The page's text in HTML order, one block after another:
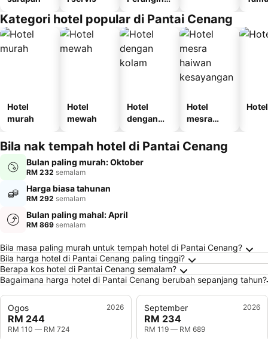
Kategori hotel popular di Pantai Cenang
Hotel
murah
Hotel
mewah
Hotel
dengan
Hotel
mesra
kesayanga
n
Bila nak tempah hotel di Pantai Cenang
Bulan paling murah: Oktober
RM 232 semalam
Harga biasa tahunan
RM 292 semalam
Bulan paling mahal: April
RM 869 semalam
Soalan Lazim tentang Pantai Cenang
Bila masa paling murah untuk tempah hotel di Pantai Cenang?
Bila harga hotel di Pantai Cenang paling tinggi?
Berapa kos hotel di Pantai Cenang semalam?
Bagaimana harga hotel di Pantai Cenang berubah sepanjang tahun?
Ogos 2026
RM 244
RM 110 — RM 724
September 2026
RM 234
RM 119 — RM 689